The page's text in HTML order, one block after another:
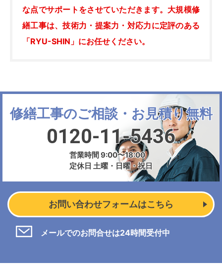
な点でサポートをさせていただきます。大規模修
繕工事は、技術力・提案力・対応力に定評のある
「RYU-SHIN」にお任せください。
修繕工事のご相談・お見積り無料
0120-11-5436
営業時間 9:00〜18:00
定休日 土曜・日曜・祝日
お問い合わせフォームはこちら
メールでのお問合せは24時間受付中